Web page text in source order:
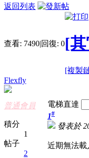
返回列表
查看: 7490|回復: 0[
[複製
Flexfly
普通會員
積分
1
帖子
2
電梯直達
1#
發表於
近期無法